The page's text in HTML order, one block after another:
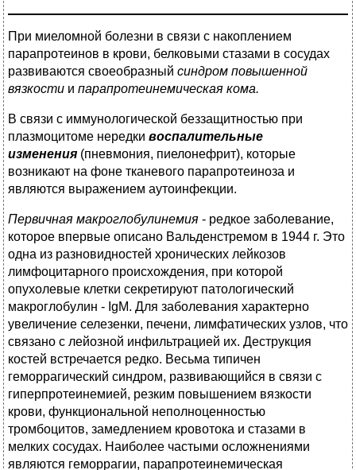
При миеломной болезни в связи с накоплением
парапротеинов в крови, белковыми стазами в сосудах
развиваются своеобразный синдром повышенной
вязкости и парапротеинемическая кома.
В связи с иммунологической беззащитностью при
плазмоцитоме нередки воспалительные
изменения (пневмония, пиелонефрит), которые
возникают на фоне тканевого парапротеиноза и
являются выражением аутоинфекции.
Первичная макроглобулинемия - редкое заболевание,
которое впервые описано Вальденстремом в 1944 г. Это
одна из разновидностей хронических лейкозов
лимфоцитарного происхождения, при которой
опухолевые клетки секретируют патологический
макроглобулин - IgM. Для заболевания характерно
увеличение селезенки, печени, лимфатических узлов, что
связано с лейозной инфильтрацией их. Деструкция
костей встречается редко. Весьма типичен
геморрагический синдром, развивающийся в связи с
гиперпротеинемией, резким повышением вязкости
крови, функциональной неполноценностью
тромбоцитов, замедлением кровотока и стазами в
мелких сосудах. Наиболее частыми осложнениями
являются геморрагии, парапротеинемическая